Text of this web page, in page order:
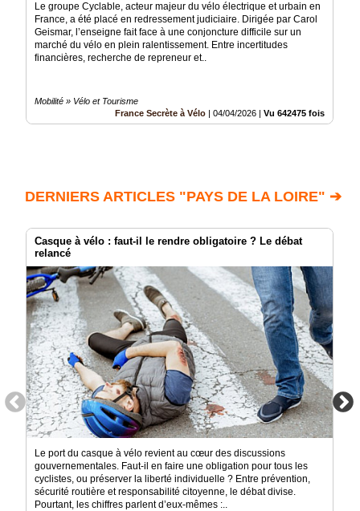
Le groupe Cyclable, acteur majeur du vélo électrique et urbain en
France, a été placé en redressement judiciaire. Dirigée par Carol
Geismar, l’enseigne fait face à une conjoncture difficile sur un
marché du vélo en plein ralentissement. Entre incertitudes
financières, recherche de repreneur et..
Mobilité » Vélo et Tourisme
France Secrète à Vélo
04/04/2026 Vu 642475 fois
DERNIERS ARTICLES "PAYS DE LA LOIRE" ➔
Casque à vélo : faut-il le rendre obligatoire ? Le débat
relancé
Le port du casque à vélo revient au cœur des discussions
gouvernementales. Faut-il en faire une obligation pour tous les
cyclistes, ou préserver la liberté individuelle ? Entre prévention,
sécurité routière et responsabilité citoyenne, le débat divise.
Pourtant, les chiffres parlent d’eux-mêmes :..